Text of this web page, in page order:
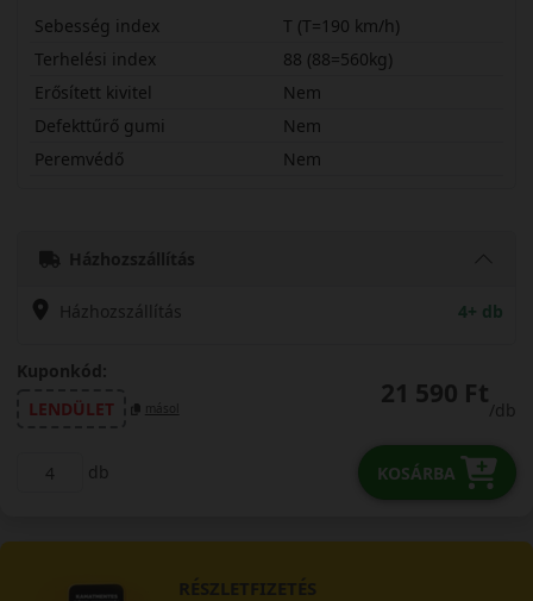
Sebesség index
T (T=190 km/h)
Terhelési index
88 (88=560kg)
Erősített kivitel
Nem
Defekttűrő gumi
Nem
Peremvédő
Nem
Házhozszállítás
Házhozszállítás 4+ db
Kuponkód:
LENDÜLET
másol 21 590 Ft
/db
db KOSÁRBA
RÉSZLETFIZETÉS